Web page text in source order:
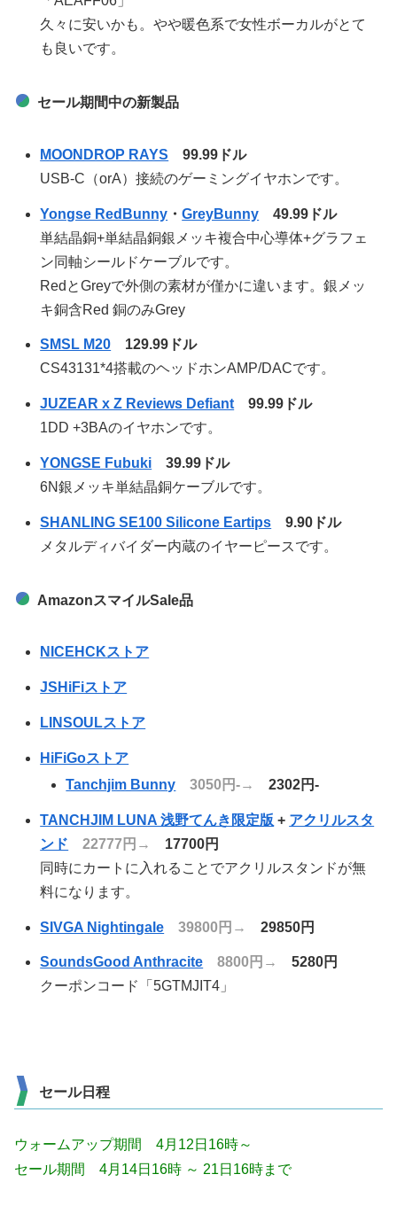
久々に安いかも。やや暖色系で女性ボーカルがとて
も良いです。
セール期間中の新製品
MOONDROP RAYS 99.99ドル
USB-C（orA）接続のゲーミングイヤホンです。
Yongse RedBunny ・GreyBunny 49.99ドル
単結晶銅+単結晶銅銀メッキ複合中心導体+グラフェ
ン同軸シールドケーブルです。
RedとGreyで外側の素材が僅かに違います。銀メッ
キ銅含Red 銅のみGrey
SMSL M20 129.99ドル
CS43131*4搭載のヘッドホンAMP/DACです。
JUZEAR x Z Reviews Defiant 99.99ドル
1DD +3BAのイヤホンです。
YONGSE Fubuki 39.99ドル
6N銀メッキ単結晶銅ケーブルです。
SHANLING SE100 Silicone Eartips 9.90ドル
メタルディバイダー内蔵のイヤーピースです。
AmazonスマイルSale品
NICEHCKストア
JSHiFiストア
LINSOULストア
HiFiGoストア
Tanchjim Bunny
3050円-→ 2302円-
TANCHJIM LUNA 浅野てんき限定版 + アクリルスタ
ンド
22777円→
17700円
同時にカートに入れることでアクリルスタンドが無
料になります。
SIVGA Nightingale 39800円→ 29850円
SoundsGood Anthracite 8800円→
5280円
クーポンコード「5GTMJIT4」
セール日程
ウォームアップ期間 4月12日16時～
セール期間 4月14日16時 ～ 21日16時まで